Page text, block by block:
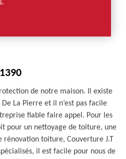
de notre maison. Il existe
La Pierre et il n’est pas facile
fiable faire appel. Pour les
pour un nettoyage de toiture, une
toiture, Couverture J.T
il est facile pour nous de